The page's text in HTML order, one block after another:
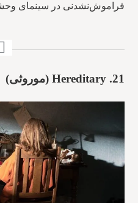
فراموش‌نشدنی در سینمای
21. Hereditary (موروثی)